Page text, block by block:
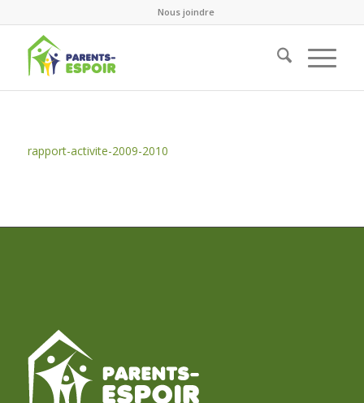
Nous joindre
rapport-activite-2009-2010